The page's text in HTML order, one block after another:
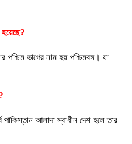
পশ্চিম ভাগের নাম হয় পশ্চিমবঙ্গ। যা
পাকিস্তান আলাদা স্বাধীন দেশ হলে তার